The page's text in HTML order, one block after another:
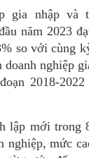
gia nhập và
năm 2023
so với cùng
nghiệp
2018-2022
lập mới trong
nghiệp, mức